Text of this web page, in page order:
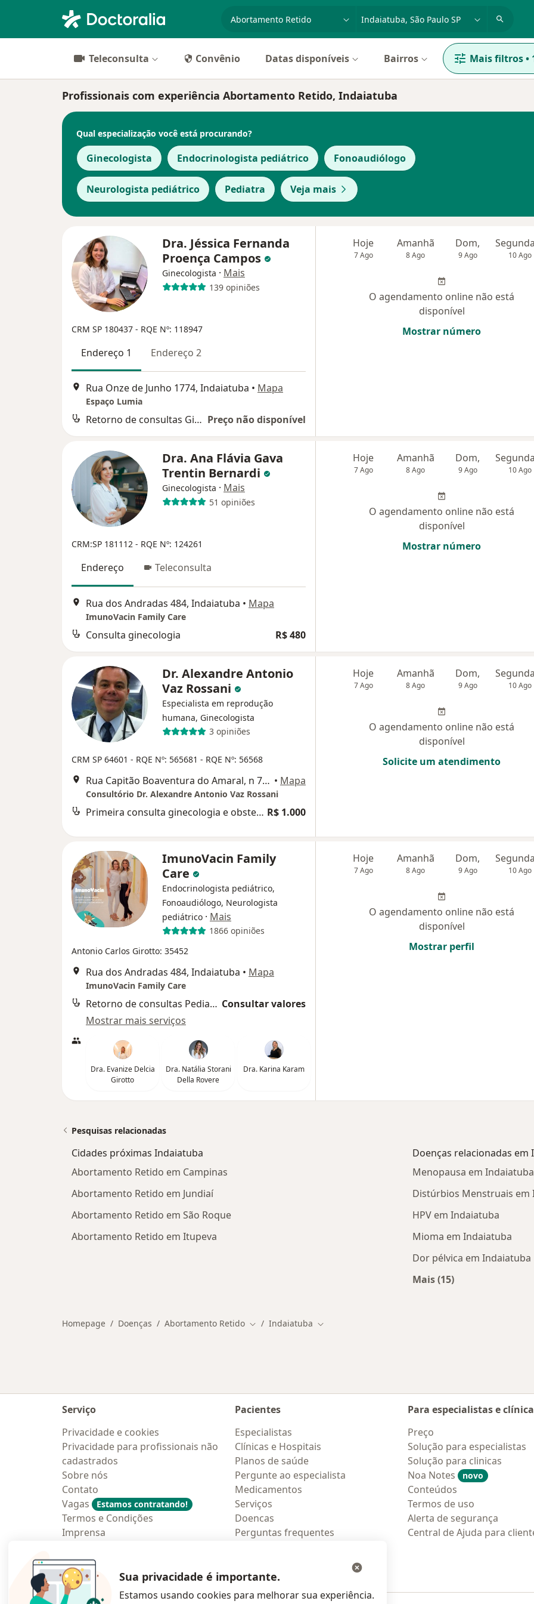
Teleconsulta Convênio Datas disponíveis Bairros Mais filtros•
Profissionais com experiência Abortamento Retido, Indaiatuba
Qual especialização você está procurando?
Ginecologista Endocrinologista pediátrico Fonoaudiólogo
Neurologista pediátrico Pediatra Veja mais
Dra. Jéssica Fernanda
Proença Campos
Ginecologista · Mais
139 opiniões
CRM SP 180437 - RQE Nº: 118947
Endereço 1 Endereço 2
Rua Onze de Junho 1774, Indaiatuba • Mapa
Espaço Lumia
Retorno de consultas Ginecologia e Obstetrícia Preço não disponível
Hoje
7 Ago
Amanhã
8 Ago
Dom,
9 Ago 10 Ago
O agendamento online não está
disponível
Mostrar número
Dra. Ana Flávia Gava
Trentin Bernardi
Ginecologista · Mais
51 opiniões
CRM:SP 181112 - RQE Nº: 124261
Endereço Teleconsulta
Rua dos Andradas 484, Indaiatuba • Mapa
ImunoVacin Family Care
Consulta ginecologia R$ 480
Hoje
7 Ago
Amanhã
8 Ago
Dom,
9 Ago 10 Ago
O agendamento online não está
disponível
Mostrar número
Dr. Alexandre Antonio
Vaz Rossani
Especialista em reprodução
humana, Ginecologista
3 opiniões
CRM SP 64601 - RQE Nº: 565681 - RQE Nº: 56568
Rua Capitão Boaventura do Amaral, n 76, Indaiatuba • Mapa
Consultório Dr. Alexandre Antonio Vaz Rossani
Primeira consulta ginecologia e obstetrícia R$ 1.000
Hoje
7 Ago
Amanhã
8 Ago
Dom,
9 Ago 10 Ago
O agendamento online não está
disponível
Solicite um atendimento
ImunoVacin Family
Care
Endocrinologista pediátrico,
Fonoaudiólogo, Neurologista
pediátrico · Mais
1866 opiniões
Antonio Carlos Girotto: 35452
Rua dos Andradas 484, Indaiatuba • Mapa
ImunoVacin Family Care
Retorno de consultas Pediatria Consultar valores
Mostrar mais serviços
Dra. Evanize Delcia
Girotto
Dra. Natália Storani
Della Rovere
Dra. Karina Karam
Hoje
7 Ago
Amanhã
8 Ago
Dom,
9 Ago 10 Ago
O agendamento online não está
disponível
Mostrar perfil
Pesquisas relacionadas
Cidades próximas Indaiatuba
Abortamento Retido em Campinas
Abortamento Retido em Jundiaí
Abortamento Retido em São Roque
Abortamento Retido em Itupeva
Doenças relacionadas em
Menopausa em Indaiatuba
Distúrbios Menstruais em
HPV em Indaiatuba
Mioma em Indaiatuba
Dor pélvica em Indaiatuba
Mais (15)
Homepage Doenças Abortamento Retido Mudar de cidade
Indaiatuba Mudar de cidade
Serviço
Privacidade e cookies
Privacidade para profissionais não
cadastrados
Sobre nós
Contato
Vagas
Estamos contratando!
Termos e Condições
Imprensa
Pacientes
Especialistas
Clínicas e Hospitais
Planos de saúde
Pergunte ao especialista
Medicamentos
Serviços
Doencas
Perguntas frequentes
Para especialistas e
Preço
Solução para especialistas
Solução para clinicas
Noa Notes
novo
Conteúdos
Termos de uso
Alerta de segurança
Central de Ajuda para
Sua privacidade é importante.
Estamos usando cookies para melhorar sua experiência.